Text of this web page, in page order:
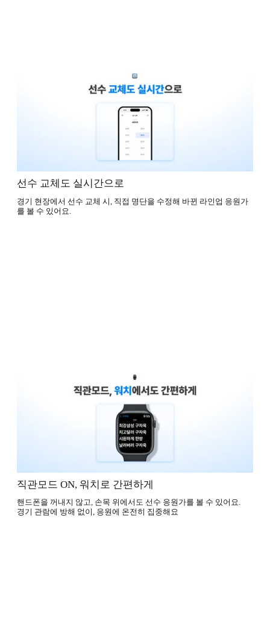
선수 교체도 실시간으로
경기 현장에서 선수 교체 시, 직접 명단을 수정해 바뀐 라인업 응원가
를 볼 수 있어요.
직관모드 ON, 워치로 간편하게
핸드폰을 꺼내지 않고, 손목 위에서도 선수 응원가를 볼 수 있어요.
경기 관람에 방해 없이, 응원에 온전히 집중해요